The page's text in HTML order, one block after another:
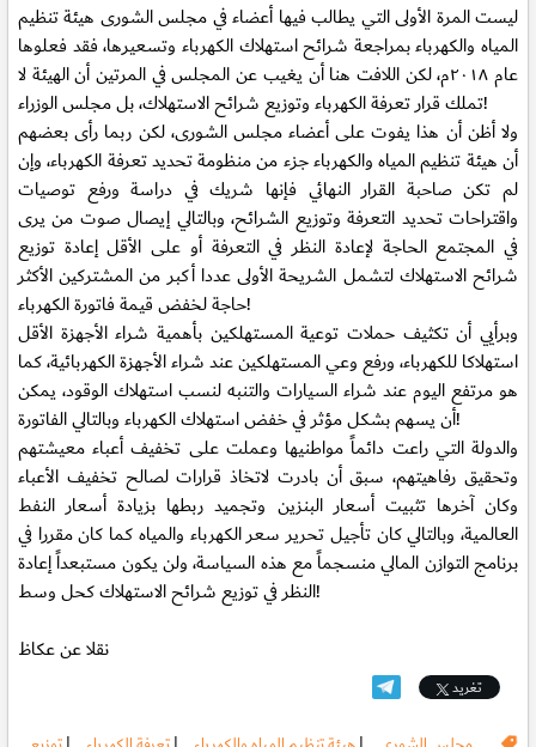
ليست المرة الأولى التي يطالب فيها أعضاء في مجلس الشورى هيئة تنظيم
المياه والكهرباء بمراجعة شرائح استهلاك الكهرباء وتسعيرها، فقد فعلوها
عام ٢٠١٨م، لكن اللافت هنا أن يغيب عن المجلس في المرتين أن الهيئة لا
تملك قرار تعرفة الكهرباء وتوزيع شرائح الاستهلاك، بل مجلس الوزراء!
ولا أظن أن هذا يفوت على أعضاء مجلس الشورى، لكن ربما رأى بعضهم
أن هيئة تنظيم المياه والكهرباء جزء من منظومة تحديد تعرفة الكهرباء، وإن
لم تكن صاحبة القرار النهائي فإنها شريك في دراسة ورفع توصيات
واقتراحات تحديد التعرفة وتوزيع الشرائح، وبالتالي إيصال صوت من يرى
في المجتمع الحاجة لإعادة النظر في التعرفة أو على الأقل إعادة توزيع
شرائح الاستهلاك لتشمل الشريحة الأولى عددا أكبر من المشتركين الأكثر
حاجة لخفض قيمة فاتورة الكهرباء!
وبرأيي أن تكثيف حملات توعية المستهلكين بأهمية شراء الأجهزة الأقل
استهلاكا للكهرباء، ورفع وعي المستهلكين عند شراء الأجهزة الكهربائية، كما
هو مرتفع اليوم عند شراء السيارات والتنبه لنسب استهلاك الوقود، يمكن
أن يسهم بشكل مؤثر في خفض استهلاك الكهرباء وبالتالي الفاتورة!
والدولة التي راعت دائماً مواطنيها وعملت على تخفيف أعباء معيشتهم
وتحقيق رفاهيتهم، سبق أن بادرت لاتخاذ قرارات لصالح تخفيف الأعباء
وكان آخرها تثبيت أسعار البنزين وتجميد ربطها بزيادة أسعار النفط
العالمية، وبالتالي كان تأجيل تحرير سعر الكهرباء والمياه كما كان مقررا في
برنامج التوازن المالي منسجماً مع هذه السياسة، ولن يكون مستبعداً إعادة
النظر في توزيع شرائح الاستهلاك كحل وسط!
نقلا عن عكاظ
تغريد